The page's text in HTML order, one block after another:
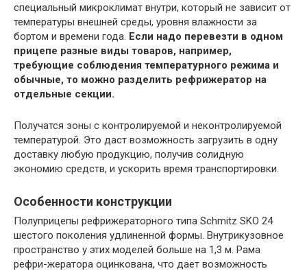
специальный микроклимат внутри, который не зависит от
температуры внешней среды, уровня влажности за
бортом и времени года. Если надо перевезти в одном
прицепе разные виды товаров, например,
требующие соблюдения температурного режима и
обычные, то можно разделить рефрижератор на
отдельные секции.
Получатся зоны с контролируемой и неконтролируемой
температурой. Это даст возможность загрузить в одну
доставку любую продукцию, получив солидную
экономию средств, и ускорить время транспортировки.
Особенности конструкции
Полуприцепы рефрижераторного типа Schmitz SKO 24
шестого поколения удлиненной формы. Внутрикузовное
пространство у этих моделей больше на 1,3 м. Рама
рефри-жератора оцинкована, что дает возможность